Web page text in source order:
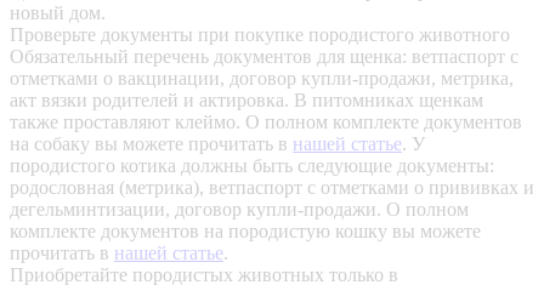
новый дом.
Проверьте документы при покупке породистого животного
Обязательный перечень документов для щенка: ветпаспорт с
отметками о вакцинации, договор купли-продажи, метрика,
акт вязки родителей и актировка. В питомниках щенкам
также проставляют клеймо. О полном комплекте документов
на собаку вы можете прочитать в нашей статье. У
породистого котика должны быть следующие документы:
родословная (метрика), ветпаспорт с отметками о прививках и
дегельминтизации, договор купли-продажи. О полном
комплекте документов на породистую кошку вы можете
прочитать в нашей статье.
Приобретайте породистых животных только в